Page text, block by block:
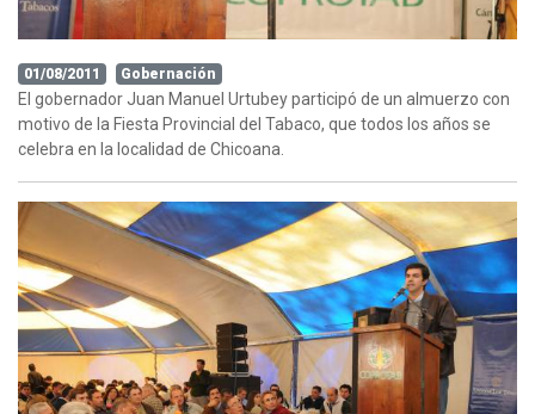
01/08/2011 Gobernación
El gobernador Juan Manuel Urtubey participó de un almuerzo con
motivo de la Fiesta Provincial del Tabaco, que todos los años se
celebra en la localidad de Chicoana.